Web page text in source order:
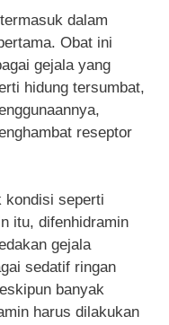
dalam
Obat ini
gejala yang
hidung tersumbat,
reseptor
kondisi seperti
itu, difenhidramin
gejala
sedatif ringan
banyak
harus dilakukan